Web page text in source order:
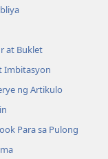
at Buklet
Imbitasyon
ng Artikulo
Para sa Pulong